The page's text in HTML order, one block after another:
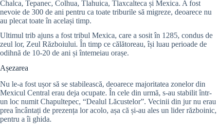
Chalca, Tepanec, Colhua, Tlahuica, Tlaxcalteca și Mexica. A fost
nevoie de 300 de ani pentru ca toate triburile să migreze, deoarece nu
au plecat toate în același timp.
Ultimul trib ajuns a fost tribul Mexica, care a sosit în 1285, condus de
zeul lor, Zeul Războiului. În timp ce călătoreau, își luau perioade de
odihnă de 10-20 de ani și întemeiau orașe.
Așezarea
Nu le-a fost ușor să se stabilească, deoarece majoritatea zonelor din
Mexicul Central erau deja ocupate. În cele din urmă, s-au stabilit într-
un loc numit Chapultepec, “Dealul Lăcustelor”. Vecinii din jur nu erau
prea încântați de prezența lor acolo, așa că și-au ales un lider războinic,
pentru a îi ghida.